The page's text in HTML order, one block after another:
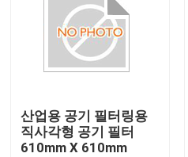
산업용 공기 필터링용
직사각형 공기 필터
610mm X 610mm